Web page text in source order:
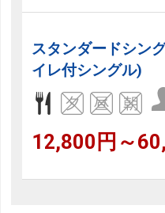
スタンダードシン
イレ付シングル)
12,800円～